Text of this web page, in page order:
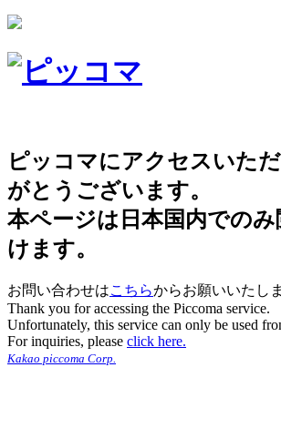
ピッコマにアクセスいた
がとうございます。
本ページは日本国内での
けます。
お問い合わせはこちらからお願いいたし
Thank you for accessing the Piccoma service.
Unfortunately, this service can only be used
For inquiries, please click here.
Kakao piccoma Corp.